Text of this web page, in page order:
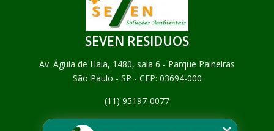
SEVEN RESIDUOS
Av. Águia de Haia, 1480, sala 6 - Parque Paineiras
São Paulo - SP - CEP: 03694-000
(11) 95197-0077